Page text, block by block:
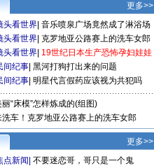
更多>>
头看世界 音乐喷泉广场竟然成了淋浴场
头看世界 克罗地亚公路赛上的洗车女郎
头看世界 19世纪日本生产恐怖孕妇娃娃
间纪事 黑河打狗打出来的问题
间纪事 明星代言假药应该视为共犯吗
“床模”怎样炼成的(组图)
车！克罗地亚公路赛上的洗车女郎
更多>>
点新闻 不要迷恋哥，哥只是一个鬼